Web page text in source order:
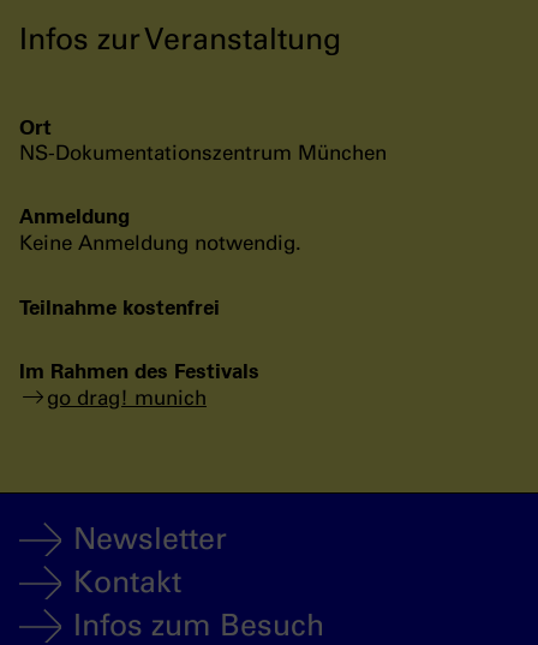
Infos zur Veranstaltung
Ort
NS-Dokumentationszentrum München
Anmeldung
Keine Anmeldung notwendig.
Teilnahme kostenfrei
Im Rahmen des Festivals
go drag! munich
Newsletter
Kontakt
Infos zum Besuch